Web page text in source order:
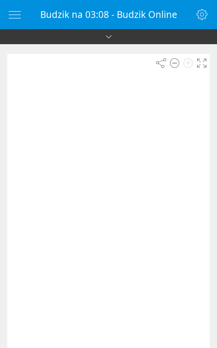
Budzik na 03:08 - Budzik Online